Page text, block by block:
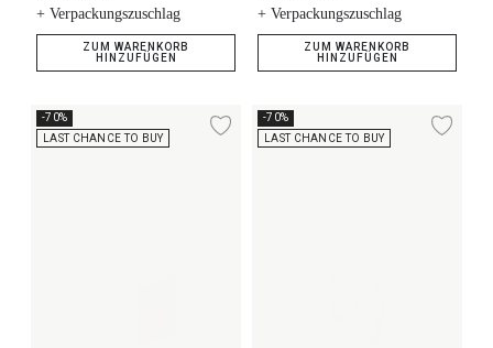
+ Verpackungszuschlag
ZUM WARENKORB
HINZUFÜGEN
+ Verpackungszuschlag
ZUM WARENKORB
HINZUFÜGEN
Fische H13
-70%
LAST CHANCE TO BUY
Zur Wunschliste
Krebs H16
-70%
LAST CHANCE TO BUY